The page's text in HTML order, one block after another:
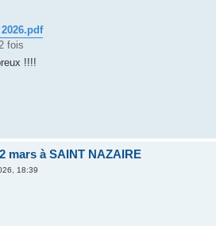
fois
!!!!
mars à SAINT NAZAIRE
18:39